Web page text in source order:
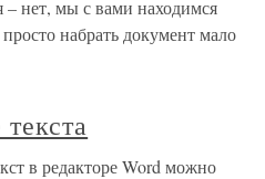
– нет, мы с вами находимся
набрать документ мало
в редакторе Word можно